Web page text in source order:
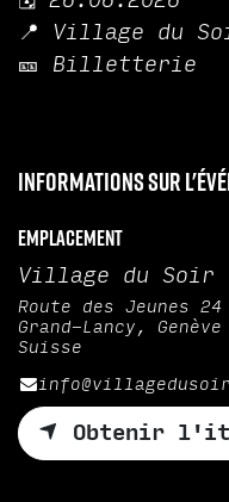
📍 Village du
🎫 Billetterie
Informations sur
Emplacement
Village du Soir
Route des Jeunes 24
Grand-Lancy, Genève
Suisse
Obtenir